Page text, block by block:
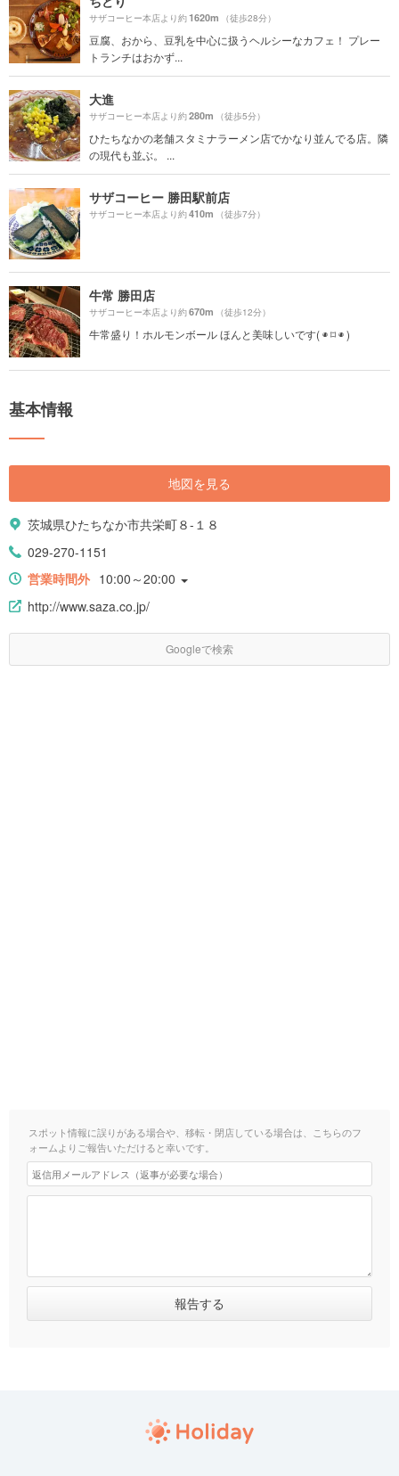
サザコーヒー本店より約1620m （徒歩28分）
豆腐、おから、豆乳を中心に扱うヘルシーなカフェ！ プレー
トランチはおかず...
大進
サザコーヒー本店より約280m （徒歩5分）
ひたちなかの老舗スタミナラーメン店でかなり並んでる店。隣
の現代も並ぶ。 ...
サザコーヒー 勝田駅前店
サザコーヒー本店より約410m （徒歩7分）
牛常 勝田店
サザコーヒー本店より約670m （徒歩12分）
牛常盛り！ホルモンボール ほんと美味しいです( ◉ ⌑ ◉ )
基本情報
地図を見る
茨城県ひたちなか市共栄町８-１８
029-270-1151
営業時間外 10:00～20:00
http://www.saza.co.jp/
Googleで検索
スポット情報に誤りがある場合や、移転・閉店している場合は、こちらのフ
ォームよりご報告いただけると幸いです。